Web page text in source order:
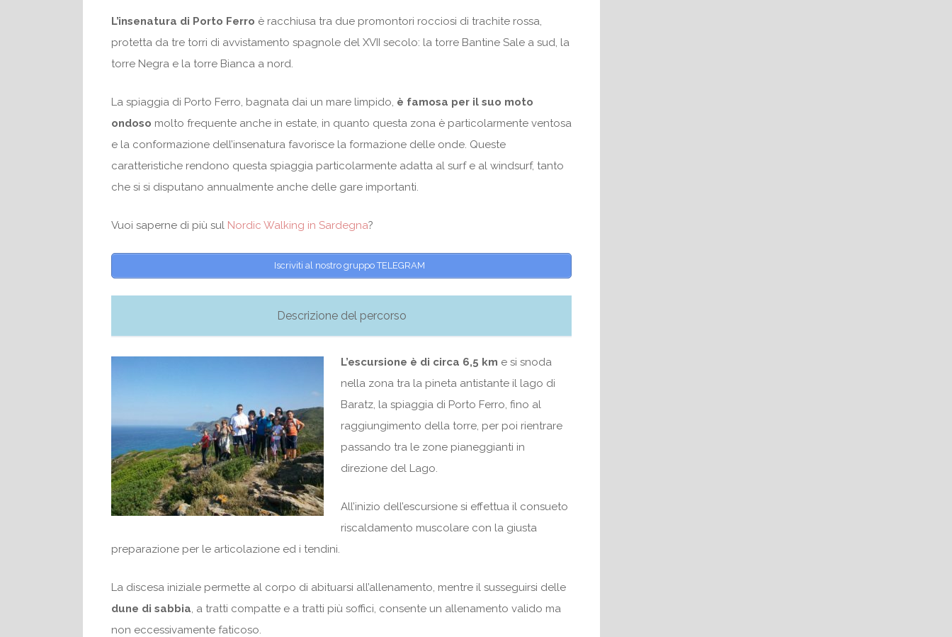
L’insenatura di Porto Ferro è racchiusa tra due promontori rocciosi di trachite rossa,
protetta da tre torri di avvistamento spagnole del XVII secolo: la torre Bantine Sale a sud, la
torre Negra e la torre Bianca a nord.
La spiaggia di Porto Ferro, bagnata dai un mare limpido, è famosa per il suo moto
ondoso molto frequente anche in estate, in quanto questa zona è particolarmente ventosa
e la conformazione dell’insenatura favorisce la formazione delle onde. Queste
caratteristiche rendono questa spiaggia particolarmente adatta al surf e al windsurf, tanto
che si si disputano annualmente anche delle gare importanti.
Vuoi saperne di più sul Nordic Walking in Sardegna?
Iscriviti al nostro gruppo TELEGRAM
Descrizione del percorso
L’escursione è di circa 6,5 km e si snoda
nella zona tra la pineta antistante il lago di
Baratz, la spiaggia di Porto Ferro, fino al
raggiungimento della torre, per poi rientrare
passando tra le zone pianeggianti in
direzione del Lago.
All’inizio dell’escursione si effettua il consueto
riscaldamento muscolare con la giusta
preparazione per le articolazione ed i tendini.
La discesa iniziale permette al corpo di abituarsi all’allenamento, mentre il susseguirsi delle
dune di sabbia, a tratti compatte e a tratti più soffici, consente un allenamento valido ma
non eccessivamente faticoso.